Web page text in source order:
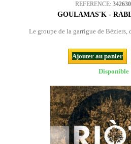
REFERENCE:
GOULAMAS'K -
Le groupe de la garrigue de
Ajouter au panier
Disponible